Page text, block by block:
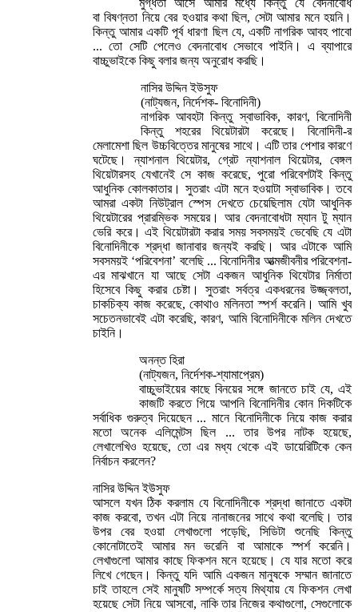
বা বিষণ্নতা নিয়ে বের হওয়ার কথা ছিল, সেটা আমার মনে হয়নি।
কিন্তু আমার একটি পূর্ব ধারণা ছিল যে, একটি নাগরিক আবহ পাবো
... তো সেটি পেলেও বেদনাবোধ সেভাবে পাইনি। এ ব্যাপারে
বাচ্চুভাইকে কিছু বলার জন্য অনুরোধ করছি।
নাসির উদ্দিন ইউসুফ
(নাট্যজন, নির্দেশক- বিনোদিনী)
নাগরিক আবহটা কিন্তু স্বাভাবিক, কারণ, বিনোদিনী
কিন্তু শহরের থিয়েটারটা করেছে। বিনোদিনী-র
মেলামেশা ছিল উচ্চবিত্তের মানুষের সাথে। এটি তার পেশার কারণে
ঘটেছে। ন্যাশনাল থিয়েটার, গ্রেট ন্যাশনাল থিয়েটার, বেঙ্গল
থিয়েটারসহ যেখানেই সে কাজ করেছে, পুরো পরিবেশটাই কিন্তু
আধুনিক কোলকাতার। সুতরাং এটা মনে হওয়াটা স্বাভাবিক। তবে
আমরা একটা নিউট্রাল স্পেস দেখতে চেয়েছিলাম যেটা আধুনিক
থিয়েটারের প্রারম্ভিক সময়ের। আর বেদনাবোধটা ম্যান টু ম্যান
ভেরি করে। এই থিয়েটারটা করার সময় সবসময়ই ভেবেছি যে এটা
বিনোদিনীকে শ্রদ্ধা জানাবার জন্যই করছি। আর এটাকে আমি
সবসময়ই ‘পরিবেশনা’ বলেছি ... বিনোদিনীর আত্মজীবনীর পরিবেশনা-
এর মাঝখানে যা আছে সেটা একজন আধুনিক থিযেটার নির্মাতা
হিসেবে কিছু করার চেষ্টা। সুতরাং সর্বত্র একধরনের উজ্জ্বলতা,
চাকচিক্য কাজ করেছে, কোথাও মলিনতা স্পর্শ করেনি। আমি খুব
সচেতনভাবেই এটা করেছি, কারণ, আমি বিনোদিনীকে মলিন দেখতে
চাইনি।
অনন্ত হিরা
(নাট্যজন, নির্দেশক-শ্যামাপ্রেম)
বাচ্চুভাইয়ের কাছে বিনয়ের সঙ্গে জানতে চাই যে, এই
কাজটি করতে গিয়ে আপনি বিনোদিনীর কোন দিকটিকে
সর্বাধিক গুরুত্ব দিয়েছেন ... মানে বিনোদিনীকে নিয়ে কাজ করার
মতো অনেক এলিমেন্টস ছিল ... তার উপর নাটক হয়েছে,
লেখালেখিও হয়েছে, তো এর মধ্য থেকে এই ডায়েরিটিকে কেন
নির্বাচন করলেন?
নাসির উদ্দিন ইউসুফ
আসলে যখন ঠিক করলাম যে বিনোদিনীকে শ্রদ্ধা জানাতে একটা
কাজ করবো, তখন এটা নিয়ে নানাজনের সাথে কথা বলেছি। তার
উপর বের হওয়া লেখাগুলো পড়েছি, সিডিটা শুনেছি কিন্তু
কোনোটাতেই আমার মন ভরেনি বা আমাকে স্পর্শ করেনি।
লেখাগুলো আমার কাছে ফিকশন মনে হয়েছে। যে যার মতো করে
লিখে গেছেন। কিন্তু যদি আমি একজন মানুষকে সম্মান জানাতে
চাই তাহলে সেই মানুষটি সম্পর্কে সত্য মিথ্যায় যে ফিকশন লেখা
হয়েছে সেটা নিয়ে আসবো, নাকি তার নিজের কথাগুলো, সেগুলোকে